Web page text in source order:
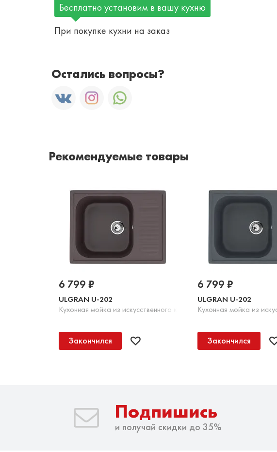
Бесплатно установим в вашу кухню
При покупке кухни на заказ
Остались вопросы?
Рекомендуемые товары
ULGRAN U-202
Кухонная мойка из искусственного камня, 345 Шоколад
6 799 ₽
Закончился
ULGRAN U-202
Кухонная мойка из
6 799 ₽
Закончился
Подпишись
и получай скидки до 35%